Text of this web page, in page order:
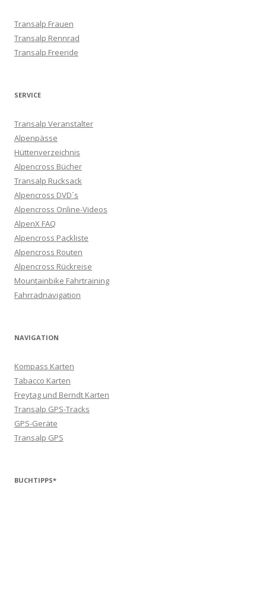
Transalp Frauen
Transalp Rennrad
Transalp Freeride
SERVICE
Transalp Veranstalter
Alpenpässe
Hüttenverzeichnis
Alpencross Bücher
Transalp Rucksack
Alpencross DVD´s
Alpencross Online-Videos
AlpenX FAQ
Alpencross Packliste
Alpencross Routen
Alpencross Rückreise
Mountainbike Fahrtraining
Fahrradnavigation
NAVIGATION
Kompass Karten
Tabacco Karten
Freytag und Berndt Karten
Transalp GPS-Tracks
GPS-Geräte
Transalp GPS
BUCHTIPPS*